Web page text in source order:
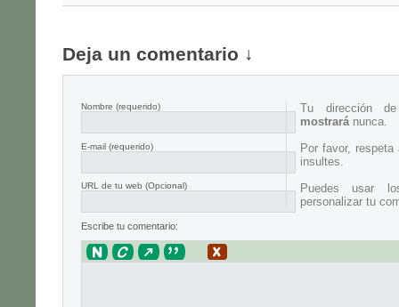
Deja un comentario ↓
Nombre (requerido)
E-mail (requerido)
URL de tu web (Opcional)
Tu dirección
mostraránunca.
Por favor,
insultes.
Puedes usar
personalizar tu
Escribe tu comentario: